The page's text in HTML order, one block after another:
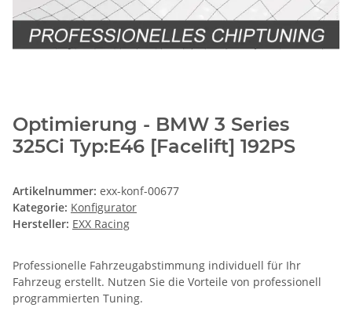
Optimierung - BMW 3 Series
325Ci Typ:E46 [Facelift] 192PS
Artikelnummer: exx-konf-00677
Kategorie: Konfigurator
Hersteller: EXX Racing
Professionelle Fahrzeugabstimmung individuell für Ihr
Fahrzeug erstellt. Nutzen Sie die Vorteile von professionell
programmierten Tuning.